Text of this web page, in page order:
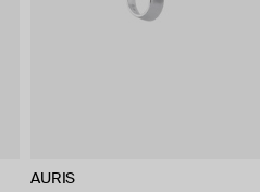
AURIS